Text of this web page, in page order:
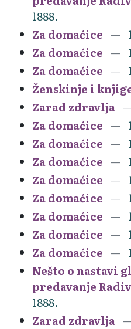
1888.
Za domaćice
Za domaćice
Za domaćice
Ženskinje i
Zarad zdravlja
Za domaćice
Za domaćice
Za domaćice
Za domaćice
Za domaćice
Za domaćice
Za domaćice
Za domaćice
Nešto o nastavi
predavanje
1888.
Zarad zdravlja